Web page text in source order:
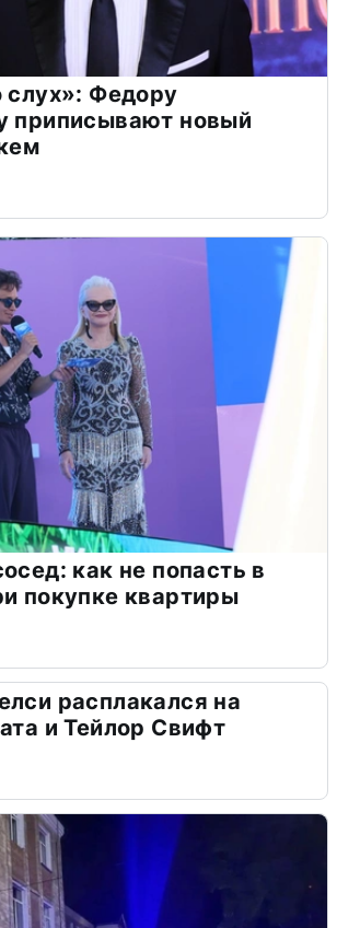
слух»: Федору
приписывают новый
как не попасть в
покупке квартиры
расплакался на
и Тейлор Свифт